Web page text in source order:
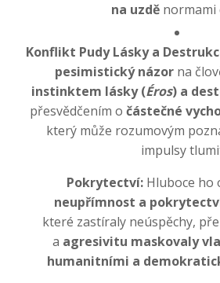
na uzděnormami
Konflikt Pudy Lásky a
pesimistický názor na
instinktem lásky (Éros) a
přesvědčením o částečné
který může rozumovým
impulsy
Pokrytectví:Hluboce ho
neupřímnost a
které zastíraly neúspěchy,
a agresivitu maskovaly
humanitními a